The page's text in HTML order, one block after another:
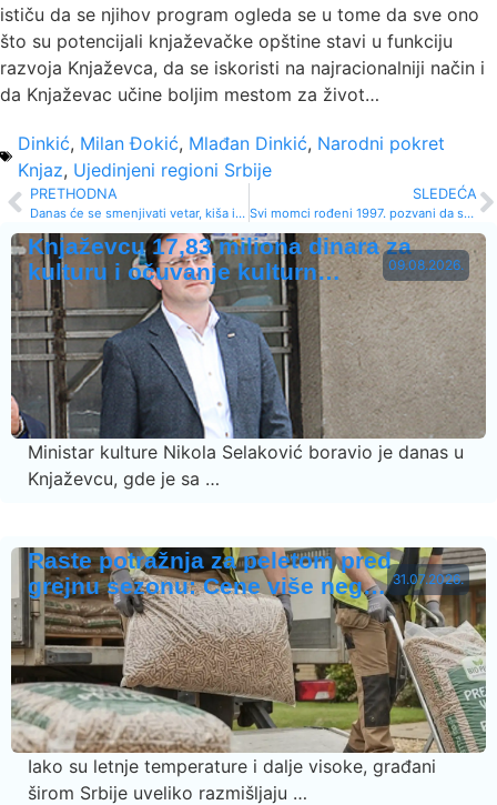
ističu da se njihov program ogleda se u tome da sve ono
što su potencijali knjaževačke opštine stavi u funkciju
razvoja Knjaževca, da se iskoristi na najracionalniji način i
da Knjaževac učine boljim mestom za život…
Dinkić, Milan Đokić, Mlađan Dinkić, Narodni pokret
Knjaz, Ujedinjeni regioni Srbije
PRETHODNA
Danas će se smenjivati vetar, kiša i sneg!
SLEDEĆA
Svi momci rođeni 1997. pozvani da se upišu u vojnu evidenciju
09.08.2026.
Knjaževcu 17,83 miliona dinara za
kulturu i očuvanje kulturn…
Ministar kulture Nikola Selaković boravio je danas u
Knjaževcu, gde je sa …
31.07.2026.
Raste potražnja za peletom pred
grejnu sezonu: Cene više neg…
Iako su letnje temperature i dalje visoke, građani
širom Srbije uveliko razmišljaju …